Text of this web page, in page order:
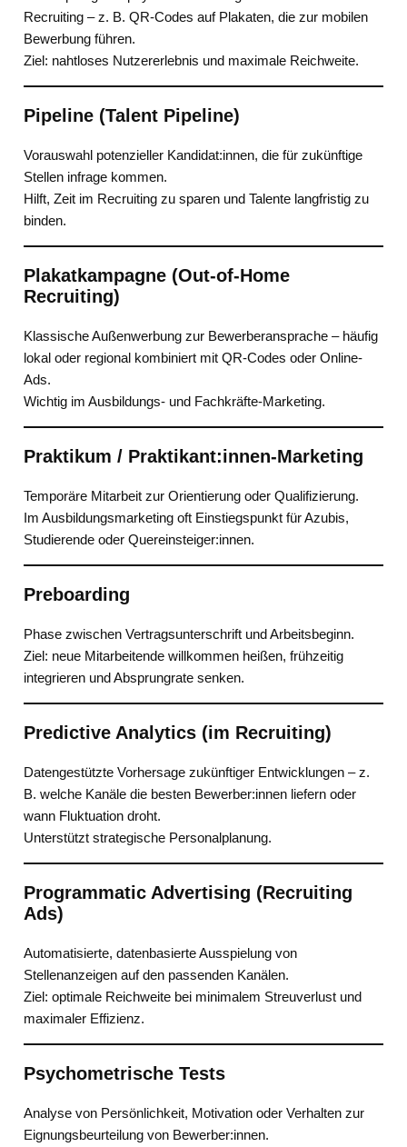
Recruiting – z. B. QR-Codes auf Plakaten, die zur mobilen
Bewerbung führen.
Ziel: nahtloses Nutzererlebnis und maximale Reichweite.
Pipeline (Talent Pipeline)
Vorauswahl potenzieller Kandidat:innen, die für zukünftige
Stellen infrage kommen.
Hilft, Zeit im Recruiting zu sparen und Talente langfristig zu
binden.
Plakatkampagne (Out-of-Home
Recruiting)
Klassische Außenwerbung zur Bewerberansprache – häufig
lokal oder regional kombiniert mit QR-Codes oder Online-
Ads.
Wichtig im Ausbildungs- und Fachkräfte-Marketing.
Praktikum / Praktikant:innen-Marketing
Temporäre Mitarbeit zur Orientierung oder Qualifizierung.
Im Ausbildungsmarketing oft Einstiegspunkt für Azubis,
Studierende oder Quereinsteiger:innen.
Preboarding
Phase zwischen Vertragsunterschrift und Arbeitsbeginn.
Ziel: neue Mitarbeitende willkommen heißen, frühzeitig
integrieren und Absprungrate senken.
Predictive Analytics (im Recruiting)
Datengestützte Vorhersage zukünftiger Entwicklungen – z.
B. welche Kanäle die besten Bewerber:innen liefern oder
wann Fluktuation droht.
Unterstützt strategische Personalplanung.
Programmatic Advertising (Recruiting
Ads)
Automatisierte, datenbasierte Ausspielung von
Stellenanzeigen auf den passenden Kanälen.
Ziel: optimale Reichweite bei minimalem Streuverlust und
maximaler Effizienz.
Psychometrische Tests
Analyse von Persönlichkeit, Motivation oder Verhalten zur
Eignungsbeurteilung von Bewerber:innen.